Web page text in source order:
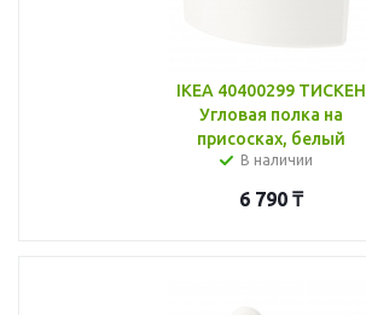
IKEA 40400299 ТИСКЕН
Угловая полка на
присосках, белый
В наличии
6 790 ₸